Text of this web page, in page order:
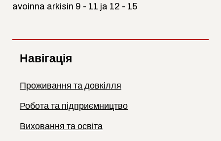
avoinna arkisin 9 - 11 ja 12 - 15
Навігація
Проживання та довкілля
Робота та підприємництво
Виховання та освіта